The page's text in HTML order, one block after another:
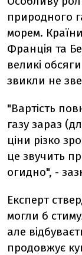
природного
морем.
Франція та
великі
звикли не
"Вартість
газу зараз
ціни різко
це звучить
огидно", -
Експерт
могли б
але
продовжує